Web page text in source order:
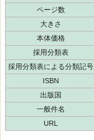
ページ数
大きさ
本体価格
採用分類表
採用分類表による分類記号
ISBN
出版国
一般件名
URL